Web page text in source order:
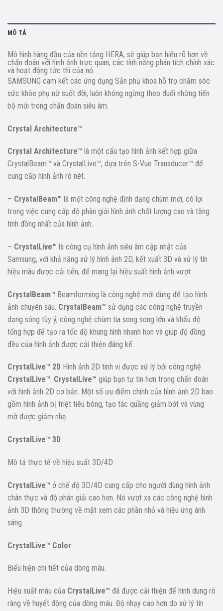
MÔ TẢ
Mô hình hàng đầu của nền tảng HERA, sẽ giúp bạn hiểu rõ hơn về
chẩn đoán với hình ảnh trực quan, các tính năng phân tích chính xác
và hoạt động tức thì của nó.
SAMSUNG cam kết các ứng dụng Sản phụ khoa hỗ trợ chăm sóc
sức khỏe phụ nữ suốt đời, luôn không ngừng theo đuổi những tiến
bộ mới trong chẩn đoán siêu âm.
Crystal Architecture™
Crystal Architecture™ là một cấu tạo hình ảnh kết hợp giữa
CrystalBeam™ và CrystalLive™, dựa trên S-Vue Transducer™ để
cung cấp hình ảnh rõ nét.
– CrystalBeam™ là một công nghệ định dạng chùm mới, có lợi
trong việc cung cấp độ phân giải hình ảnh chất lượng cao và tăng
tính đồng nhất của hình ảnh.
– CrystalLive™ là công cụ hình ảnh siêu âm cập nhật của
Samsung, với khả năng xử lý hình ảnh 2D, kết xuất 3D và xử lý tín
hiệu màu được cải tiến, để mang lại hiệu suất hình ảnh vượt
CrystalBeam™ Beamforming là công nghệ mới dùng để tạo hình
ảnh chuyên sâu. CrystalBeam™ sử dụng các công nghệ truyền
dạng sóng tùy ý, công nghệ chùm tia song song lớn và khẩu độ
tổng hợp để tạo ra tốc độ khung hình nhanh hơn và giúp độ đồng
đều của hình ảnh được cải thiện đáng kể.
CrystalLive™ 2D Hình ảnh 2D tinh vi được xử lý bởi công nghệ
CrystalLive™. CrystalLive™ giúp bạn tự tin hơn trong chẩn đoán
với hình ảnh 2D cơ bản. Một số ưu điểm chính của hình ảnh 2D bao
gồm hình ảnh bị triệt tiêu bóng, tạo tác quầng giảm bớt và vùng
mờ được giảm nhẹ.
CrystalLive™ 3D
Mô tả thực tế về hiệu suất 3D/4D
CrystalLive™ ở chế độ 3D/4D cung cấp cho người dùng hình ảnh
chân thực và độ phân giải cao hơn. Nó vượt xa các công nghệ hình
ảnh 3D thông thường về mặt xem các phần nhỏ và hiệu ứng ánh
sáng.
CrystalLive™ Color
Biểu hiện chi tiết của dòng máu.
Hiệu suất màu của CrystalLive™ đã được cải thiện để hình dung rõ
ràng về huyết động của dòng máu. Độ nhạy cao hơn do xử lý tín